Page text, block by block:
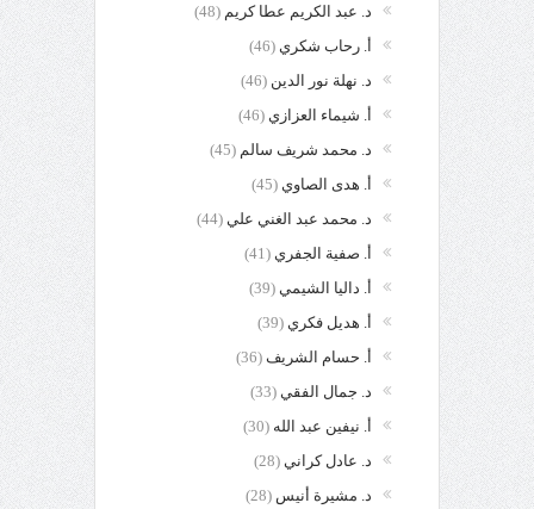
د. عبد الكريم عطا كريم (48)
أ. رحاب شكري (46)
د. نهلة نور الدين (46)
أ. شيماء العزازي (46)
د. محمد شريف سالم (45)
أ. هدى الصاوي (45)
د. محمد عبد الغني علي (44)
أ. صفية الجفري (41)
أ. داليا الشيمي (39)
أ. هديل فكري (39)
أ. حسام الشريف (36)
د. جمال الفقي (33)
أ. نيفين عبد الله (30)
د. عادل كراني (28)
د. مشيرة أنيس (28)